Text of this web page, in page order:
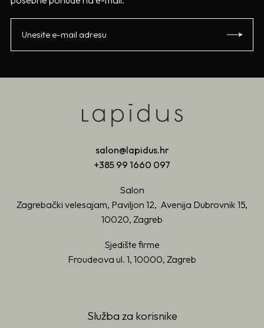
salon@lapidus.hr
+385 99 1660 097
Salon
Zagrebački velesajam, Paviljon 12, Avenija Dubrovnik 15,
10020, Zagreb
Sjedište firme
Froudeova ul. 1, 10000, Zagreb
Služba za korisnike